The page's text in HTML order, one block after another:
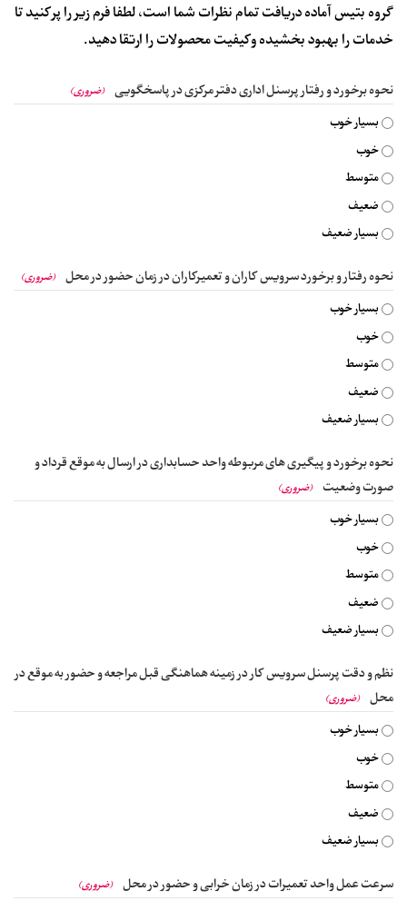
گروه بتیس آماده دریافت تمام نظرات شما است، لطفا فرم زیر را پر کنید تا
خدمات را بهبود بخشیده و کیفیت محصولات را ارتقا دهید.
نحوه برخورد و رفتار پرسنل اداری دفتر مرکزی در پاسخگویی (ضروری)
بسیار خوب
خوب
متوسط
ضعیف
بسیار ضعیف
نحوه رفتار و برخورد سرویس کاران و تعمیرکاران در زمان حضور در محل (ضروری)
بسیار خوب
خوب
متوسط
ضعیف
بسیار ضعیف
نحوه برخورد و پیگیری های مربوطه واحد حسابداری در ارسال به موقع قرداد و
صورت وضعیت (ضروری)
بسیار خوب
خوب
متوسط
ضعیف
بسیار ضعیف
نظم و دقت پرسنل سرویس کار در زمینه هماهنگی قبل مراجعه و حضور به موقع در
محل (ضروری)
بسیار خوب
خوب
متوسط
ضعیف
بسیار ضعیف
سرعت عمل واحد تعمیرات در زمان خرابی و حضور در محل (ضروری)